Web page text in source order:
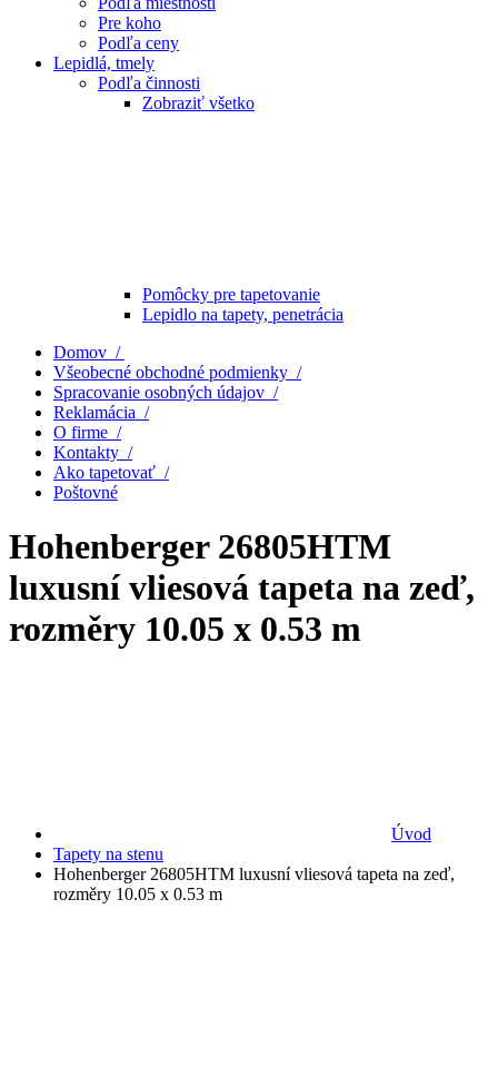
Pre koho
Podľa ceny
Lepidlá, tmely
Podľa činnosti
Zobraziť všetko
Pomôcky pre tapetovanie
Lepidlo na tapety, penetrácia
Domov /
Všeobecné obchodné podmienky /
Spracovanie osobných údajov /
Reklamácia /
O firme /
Kontakty /
Ako tapetovať /
Poštovné
Hohenberger 26805HTM
luxusní vliesová tapeta na zeď,
rozměry 10.05 x 0.53 m
Úvod
Tapety na stenu
Hohenberger 26805HTM luxusní vliesová tapeta na zeď,
rozměry 10.05 x 0.53 m